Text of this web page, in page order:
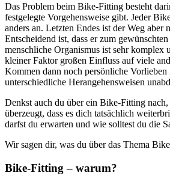
Das Problem beim Bike-Fitting besteht
festgelegte Vorgehensweise gibt. Jeder
anders an. Letzten Endes ist der Weg aber
Entscheidend ist, dass er zum
menschliche Organismus ist sehr komplex
kleiner Faktor großen Einfluss auf viele
Kommen dann noch persönliche Vorlieben
unterschiedliche Herangehensweisen
Denkst auch du über ein Bike-Fitting
überzeugt, dass es dich tatsächlich
darfst du erwarten und wie solltest du die
Wir sagen dir, was du über das Thema
Bike-Fitting – warum?